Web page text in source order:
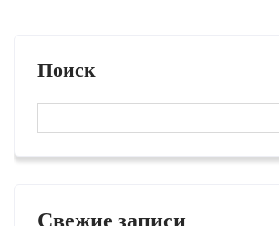
Поиск
Свежие записи